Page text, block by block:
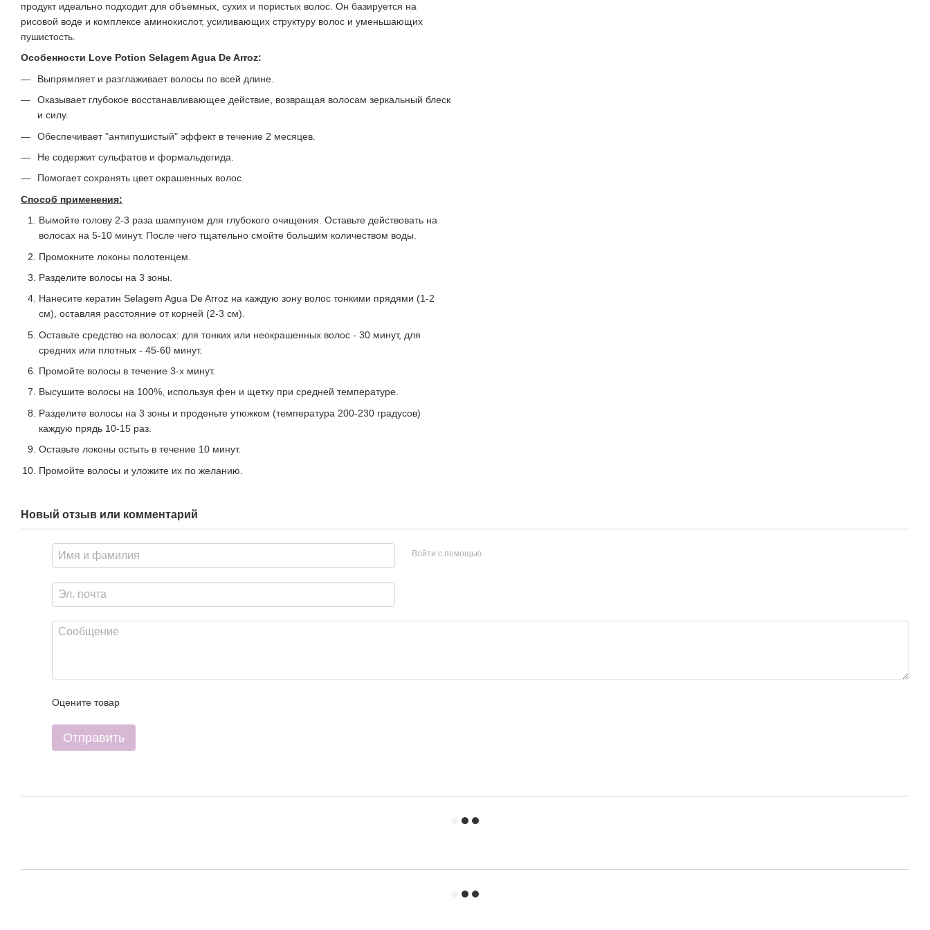
продукт идеально подходит для объемных, сухих и пористых волос. Он базируется на
рисовой воде и комплексе аминокислот, усиливающих структуру волос и уменьшающих
пушистость.
Особенности Love Potion Selagem Agua De Arroz:
Выпрямляет и разглаживает волосы по всей длине.
Оказывает глубокое восстанавливающее действие, возвращая волосам зеркальный блеск
и силу.
Обеспечивает "антипушистый" эффект в течение 2 месяцев.
Не содержит сульфатов и формальдегида.
Помогает сохранять цвет окрашенных волос.
Способ применения:
Вымойте голову 2-3 раза шампунем для глубокого очищения. Оставьте действовать на
волосах на 5-10 минут. После чего тщательно смойте большим количеством воды.
Промокните локоны полотенцем.
Разделите волосы на 3 зоны.
Нанесите кератин Selagem Agua De Arroz на каждую зону волос тонкими прядями (1-2
см), оставляя расстояние от корней (2-3 см).
Оставьте средство на волосах: для тонких или неокрашенных волос - 30 минут, для
средних или плотных - 45-60 минут.
Промойте волосы в течение 3-х минут.
Высушите волосы на 100%, используя фен и щетку при средней температуре.
Разделите волосы на 3 зоны и проденьте утюжком (температура 200-230 градусов)
каждую прядь 10-15 раз.
Оставьте локоны остыть в течение 10 минут.
Промойте волосы и уложите их по желанию.
Новый отзыв или комментарий
Войти с помощью
Оцените товар
Отправить